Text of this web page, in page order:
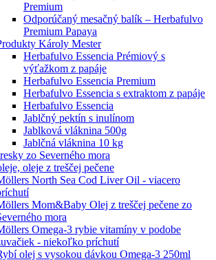
Premium
Odporúčaný mesačný balík – Herbafulvo
Premium Papaya
Károly Mester
Herbafulvo Essencia Prémiový s
výťažkom z papáje
Herbafulvo Essencia Premium
Herbafulvo Essencia s extraktom z papáje
Herbafulvo Essencia
Jablčný pektín s inulínom
Jablková vláknina 500g
Jablčná vláknina 10 kg
zo Severného mora
oleje z treščej pečene
North Sea Cod Liver Oil - viacero
Mom&Baby Olej z treščej pečene zo
mora
Omega-3 rybie vitamíny v podobe
- niekoľko príchutí
olej s vysokou dávkou Omega-3 250ml